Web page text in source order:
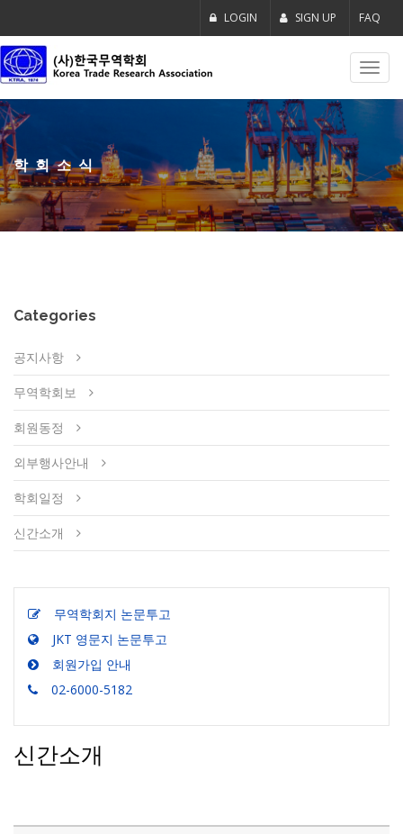
LOGIN SIGN UP FAQ
학회소식
Categories
공지사항
무역학회보
회원동정
외부행사안내
학회일정
신간소개
무역학회지 논문투고
JKT 영문지 논문투고
회원가입 안내
02-6000-5182
신간소개